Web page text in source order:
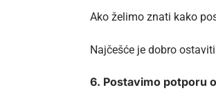
Ako želimo znati kako
Najčešće je dobro
6. Postavimo potporu